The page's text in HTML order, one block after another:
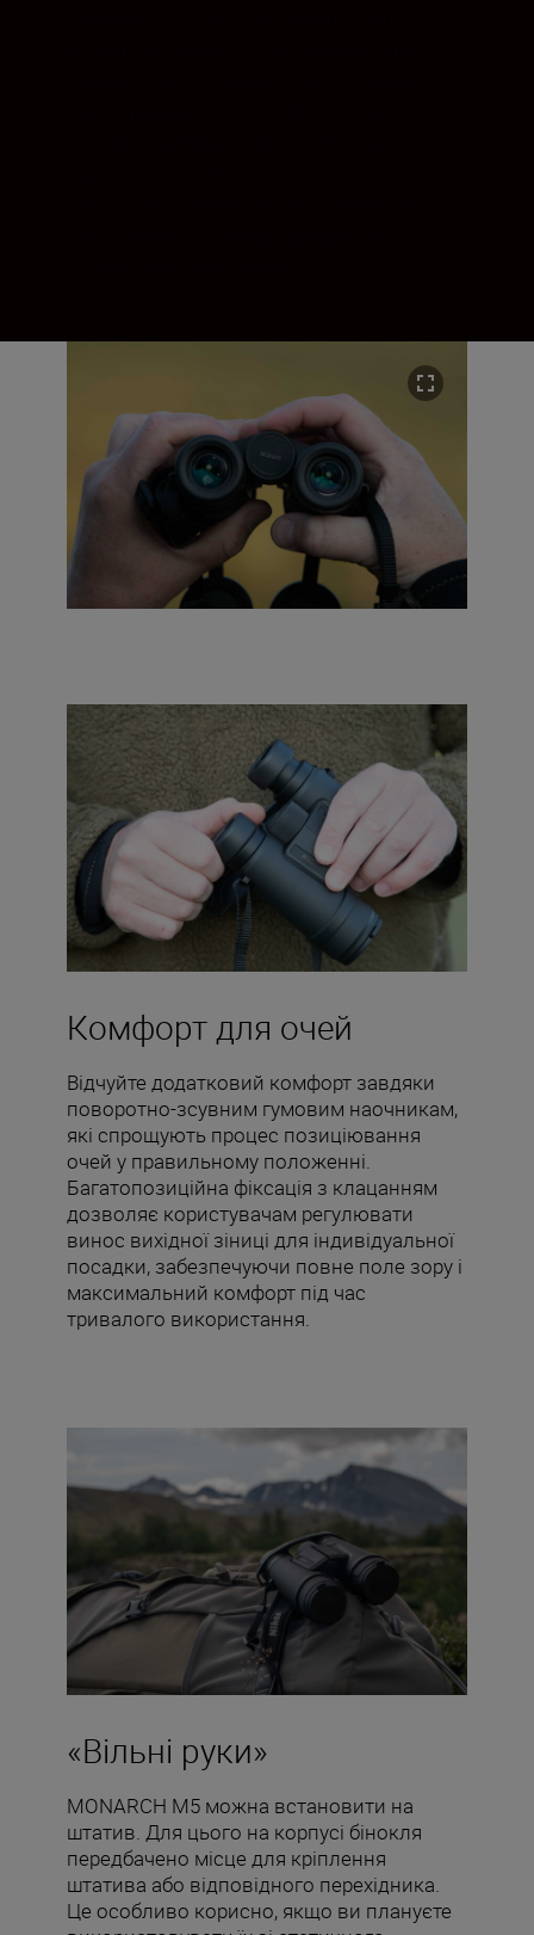
Комфорт для очей
Відчуйте додатковий комфорт завдяки
поворотно-зсувним гумовим наочникам,
які спрощують процес позиціювання
очей у правильному положенні.
Багатопозиційна фіксація з клацанням
дозволяє користувачам регулювати
винос вихідної зіниці для індивідуальної
посадки, забезпечуючи повне поле зору і
максимальний комфорт під час
тривалого використання.
«Вільні руки»
MONARCH M5 можна встановити на
штатив. Для цього на корпусі бінокля
передбачено місце для кріплення
штатива або відповідного перехідника.
Це особливо корисно, якщо ви плануєте